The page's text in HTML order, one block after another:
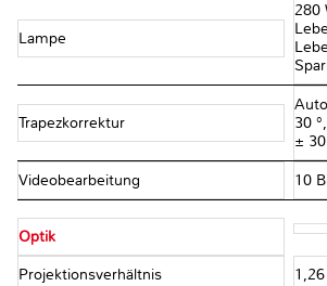
Lampe
280
Trapezkorrektur
30
± 30
Videobearbeitung 10
Optik
Projektionsverhältnis